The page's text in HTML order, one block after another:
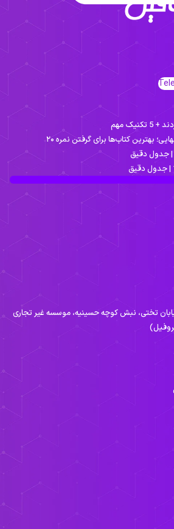
مهم
بهترین کتاب‌ها برای گرفتن نمره ۲۰
تختی، نبش کوچه حسینیه، موسسه غیر تجاری